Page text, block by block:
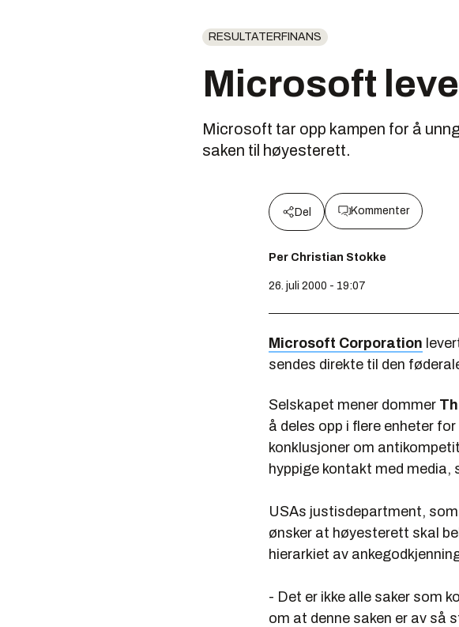
RESULTATERFINANS
Microsoft
Microsoft tar opp kampen for å
saken til høyesterett.
Del Kommenter
Per Christian Stokke
26. juli 2000 - 19:07
Microsoft Corporation
sendes direkte til den
Selskapet mener dommer
å deles opp i flere enheter
konklusjoner om
hyppige kontakt med media,
USAs justisdepartment,
ønsker at høyesterett skal
hierarkiet av
- Det er ikke alle saker som
om at denne saken er av så